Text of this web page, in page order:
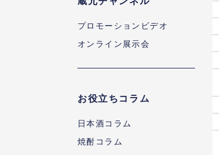
プロモーションビデオ
オンライン展示会
お役立ちコラム
日本酒コラム
焼酎コラム